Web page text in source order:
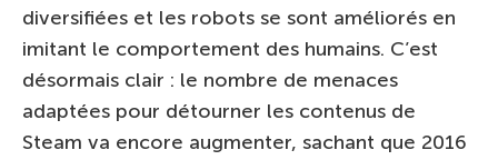
diversifiées et les robots se sont améliorés en
imitant le comportement des humains. C’est
désormais clair : le nombre de menaces
adaptées pour détourner les contenus de
Steam va encore augmenter, sachant que 2016